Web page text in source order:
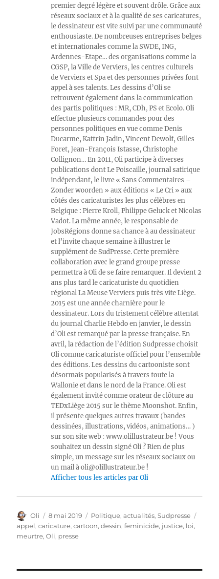
premier degré légère et souvent drôle. Grâce aux
réseaux sociaux et à la qualité de ses caricatures,
le dessinateur est vite suivi par une communauté
enthousiaste. De nombreuses entreprises belges
et internationales comme la SWDE, ING,
Ardennes-Etape… des organisations comme la
CGSP, la Ville de Verviers, les centres culturels
de Verviers et Spa et des personnes privées font
appel à ses talents. Les dessins d’Oli se
retrouvent également dans la communication
des partis politiques : MR, CDh, PS et Ecolo. Oli
effectue plusieurs commandes pour des
personnes politiques en vue comme Denis
Ducarme, Kattrin Jadin, Vincent Dewolf, Gilles
Foret, Jean-François Istasse, Christophe
Collignon… En 2011, Oli participe à diverses
publications dont Le Poiscaille, journal satirique
indépendant, le livre « Sans Commentaires –
Zonder woorden » aux éditions « Le Cri » aux
côtés des caricaturistes les plus célèbres en
Belgique : Pierre Kroll, Philippe Geluck et Nicolas
Vadot. La même année, le responsable de
JobsRégions donne sa chance à au dessinateur
et l’invite chaque semaine à illustrer le
supplément de SudPresse. Cette première
collaboration avec le grand groupe presse
permettra à Oli de se faire remarquer. Il devient 2
ans plus tard le caricaturiste du quotidien
régional La Meuse Verviers puis très vite Liège.
2015 est une année charnière pour le
dessinateur. Lors du tristement célèbre attentat
du journal Charlie Hebdo en janvier, le dessin
d’Oli est remarqué par la presse française. En
avril, la rédaction de l’édition Sudpresse choisit
Oli comme caricaturiste officiel pour l’ensemble
des éditions. Les dessins du cartooniste sont
désormais popularisés à travers toute la
Wallonie et dans le nord de la France. Oli est
également invité comme orateur de clôture au
TEDxLiège 2015 sur le thème Moonshot. Enfin,
il présente quelques autres travaux (bandes
dessinées, illustrations, vidéos, animations… )
sur son site web : www.olillustrateur.be ! Vous
souhaitez un dessin signé Oli ? Rien de plus
simple, un message sur les réseaux sociaux ou
un mail à oli@olillustrateur.be !
Afficher tous les articles par Oli
Auteur
Oli
Publié
le
8 mai 2019 Catégories
Politique, actualités,Sudpresse
appel,caricature,cartoon,dessin,feminicide, justice, loi,
meurtre,Oli, presse